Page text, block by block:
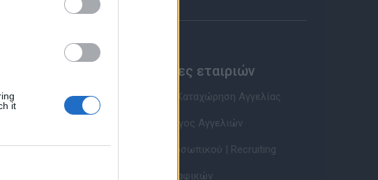
it
Εργασίας
μισθού
Υπηρεσίες εταιριών
Εγγραφή & Καταχώρηση Αγγελίας
Τιμοκατάλογος Αγγελιών
Εύρεση Προσωπικού | Recruiting
Βάση Βιογραφικών